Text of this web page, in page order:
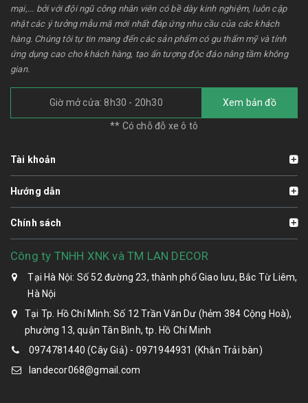
mại,... bởi với đội ngũ công nhân viên có bề dày kinh nghiệm, luôn cập
nhật các ý tưởng mẫu mã mới nhất đáp ứng nhu cầu của các khách
hàng. Chúng tôi tự tin mang đến các sản phẩm có gu thẩm mỹ và tính
ứng dụng cao cho khách hàng, tạo ấn tượng độc đáo nâng tầm không
gian.
Giờ mở cửa: 8h30 - 20h30 Xem bản đồ
** Có chỗ đỗ xe ô tô
Tài khoản
Hướng dẫn
Chính sách
Công ty TNHH XNK và TM LAN DECOR
Tại Hà Nội: Số 52 đường 23, thành phố Giao lưu, Bắc Từ Liêm,
Hà Nội
Tại Tp. Hồ Chí Minh: Số 12 Trần Văn Dư (hẻm 384 Cộng Hoà),
phường 13, quận Tân Bình, tp. Hồ Chí Minh
0974781440 (Cây Giả) - 0971944931 (Khăn Trải bàn)
landecor068@gmail.com